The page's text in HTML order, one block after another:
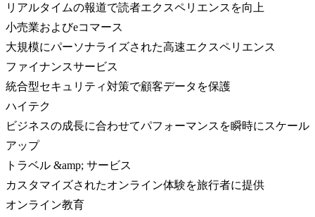
リアルタイムの報道で読者エクスペリエンスを向上
小売業およびeコマース
大規模にパーソナライズされた高速エクスペリエンス
ファイナンスサービス
統合型セキュリティ対策で顧客データを保護
ハイテク
ビジネスの成長に合わせてパフォーマンスを瞬時にスケール
アップ
トラベル &amp; サービス
カスタマイズされたオンライン体験を旅行者に提供
オンライン教育